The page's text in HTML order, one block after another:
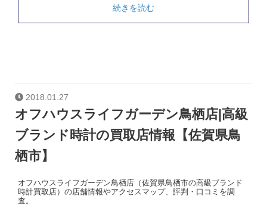
続きを読む
2018.01.27
オフハウスライフガーデン鳥栖店|高級
ブランド時計の買取店情報【佐賀県鳥
栖市】
オフハウスライフガーデン鳥栖店（佐賀県鳥栖市の高級ブランド
時計買取店）の店舗情報やアクセスマップ、評判・口コミを調
査。